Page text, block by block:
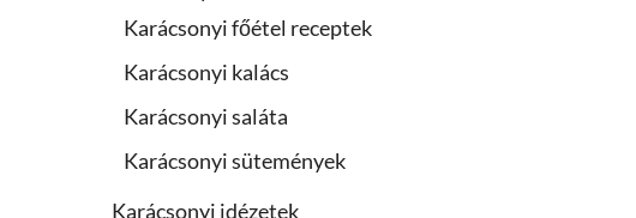
Karácsonyi főétel receptek
Karácsonyi kalács
Karácsonyi saláta
Karácsonyi sütemények
Karácsonyi idézetek